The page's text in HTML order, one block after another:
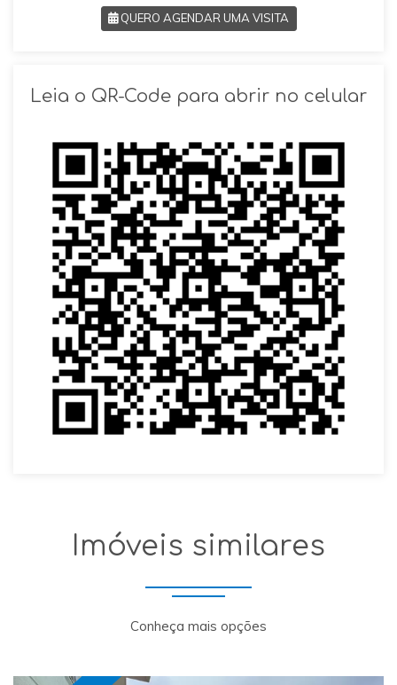
QUERO AGENDAR UMA VISITA
Leia o QR-Code para abrir no celular
Imóveis similares
Conheça mais opções